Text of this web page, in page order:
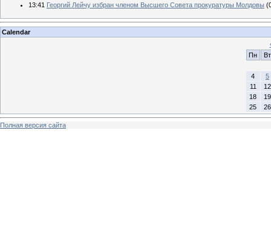
13:41 Георгий Лейчу избран членом Высшего Совета прокуратуры Молдовы
Calendar
Пн
Вт
4
5
11
12
18
19
25
26
Полная версия сайта